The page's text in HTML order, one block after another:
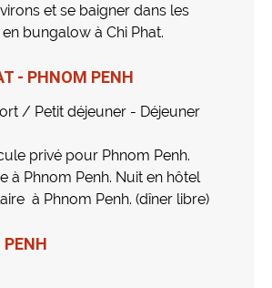
et se baigner dans les
bungalow à Chi Phat.
- PHNOM PENH
/ Petit déjeuner - Déjeuner
privé pour Phnom Penh.
à Phnom Penh. Nuit en hôtel
à Phnom Penh. (dîner libre)